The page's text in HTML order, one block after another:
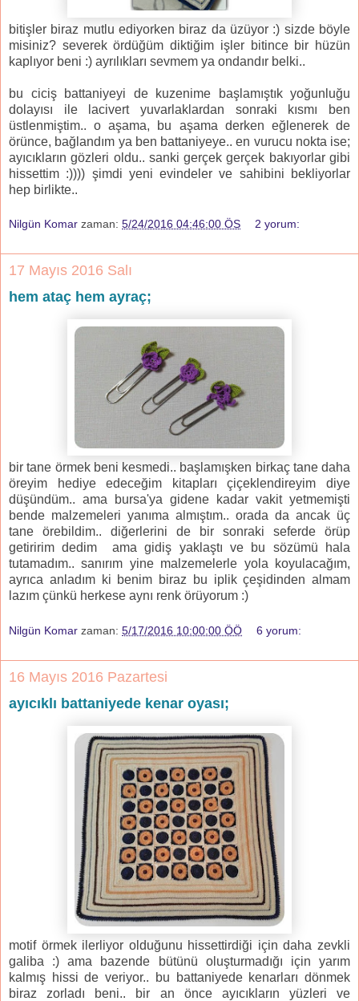
bitişler biraz mutlu ediyorken biraz da üzüyor :) sizde böyle
misiniz? severek ördüğüm diktiğim işler bitince bir hüzün
kaplıyor beni :) ayrılıkları sevmem ya ondandır belki..
bu ciciş battaniyeyi de kuzenime başlamıştık yoğunluğu
dolayısı ile lacivert yuvarlaklardan sonraki kısmı ben
üstlenmiştim.. o aşama, bu aşama derken eğlenerek de
örünce, bağlandım ya ben battaniyeye.. en vurucu nokta ise;
ayıcıkların gözleri oldu.. sanki gerçek gerçek bakıyorlar gibi
hissettim :)))) şimdi yeni evindeler ve sahibini bekliyorlar
hep birlikte..
Nilgün Komar zaman: 5/24/2016 04:46:00 ÖS 2 yorum:
17 Mayıs 2016 Salı
hem ataç hem ayraç;
bir tane örmek beni kesmedi.. başlamışken birkaç tane daha
öreyim hediye edeceğim kitapları çiçeklendireyim diye
düşündüm.. ama bursa'ya gidene kadar vakit yetmemişti
bende malzemeleri yanıma almıştım.. orada da ancak üç
tane örebildim.. diğerlerini de bir sonraki seferde örüp
getiririm dedim ama gidiş yaklaştı ve bu sözümü hala
tutamadım.. sanırım yine malzemelerle yola koyulacağım,
ayrıca anladım ki benim biraz bu iplik çeşidinden almam
lazım çünkü herkese aynı renk örüyorum :)
Nilgün Komar zaman: 5/17/2016 10:00:00 ÖÖ 6 yorum:
16 Mayıs 2016 Pazartesi
ayıcıklı battaniyede kenar oyası;
motif örmek ilerliyor olduğunu hissettirdiği için daha zevkli
galiba :) ama bazende bütünü oluşturmadığı için yarım
kalmış hissi de veriyor.. bu battaniyede kenarları dönmek
biraz zorladı beni.. bir an önce ayıcıkların yüzleri ve